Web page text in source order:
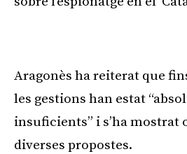
Aragonès ha reiterat que
les gestions han estat
insuficients” i s’ha mostrat
diverses propostes.